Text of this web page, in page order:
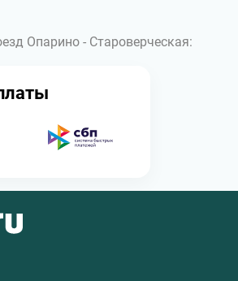
Опарино - Староверческая: